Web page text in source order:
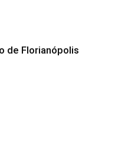
de Florianópolis